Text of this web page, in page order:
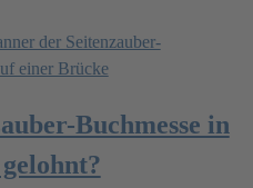
Buchmesse in